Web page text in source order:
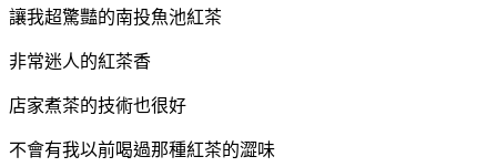
讓我超驚豔的南投魚池紅茶
非常迷人的紅茶香
店家煮茶的技術也很好
不會有我以前喝過那種紅茶的澀味